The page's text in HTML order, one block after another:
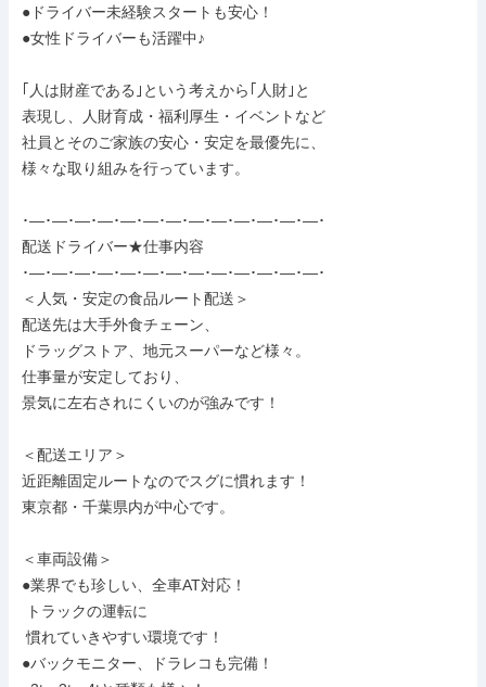
●ドライバー未経験スタートも安心！
●女性ドライバーも活躍中♪
｢人は財産である｣という考えから｢人財｣と
表現し、人財育成・福利厚生・イベントなど
社員とそのご家族の安心・安定を最優先に、
様々な取り組みを行っています。
･―･―･―･―･―･―･―･―･―･―･―･―･―･
配送ドライバー★仕事内容
･―･―･―･―･―･―･―･―･―･―･―･―･―･
＜人気・安定の食品ルート配送＞
配送先は大手外食チェーン、
ドラッグストア、地元スーパーなど様々。
仕事量が安定しており、
景気に左右されにくいのが強みです！
＜配送エリア＞
近距離固定ルートなのでスグに慣れます！
東京都・千葉県内が中心です。
＜車両設備＞
●業界でも珍しい、全車AT対応！
慣れていきやすい環境です！
●バックモニター、ドラレコも完備！